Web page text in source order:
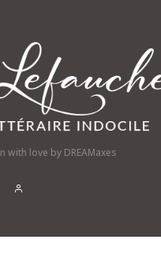
with love by DREAMaxes